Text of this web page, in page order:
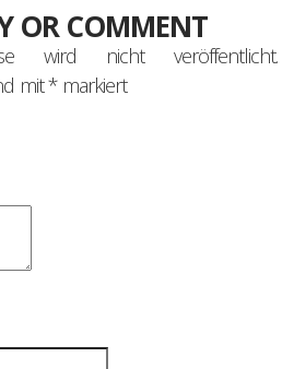
OR COMMENT
wird nicht veröffentlicht.
mit*markiert